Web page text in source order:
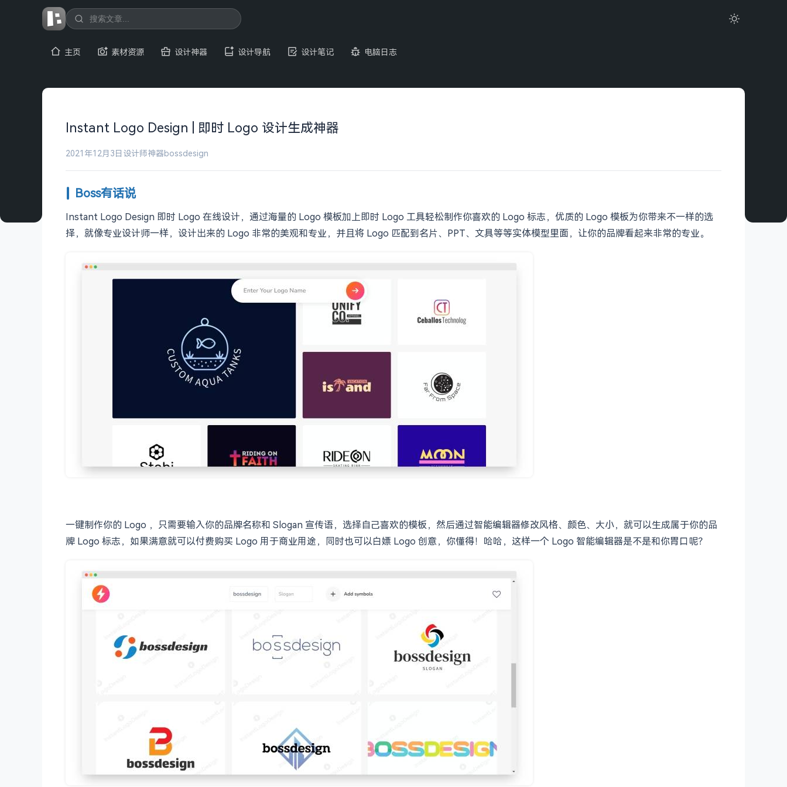
主页 素材资源 设计神器 设计导航 设计笔记 电脑日志
Instant Logo Design | 即时 Logo 设计生成神器
2021年12月3日 设计师神器bossdesign
Boss有话说
Instant Logo Design 即时 Logo 在线设计，通过海量的 Logo 模板加上即时 Logo 工具轻松制作你喜欢的 Logo 标志，优质的 Logo 模板为你带来不一样的选
择，就像专业设计师一样，设计出来的 Logo 非常的美观和专业，并且将 Logo 匹配到名片、PPT、文具等等实体模型里面，让你的品牌看起来非常的专业。
一键制作你的 Logo ，只需要输入你的品牌名称和 Slogan 宣传语，选择自己喜欢的模板，然后通过智能编辑器修改风格、颜色、大小，就可以生成属于你的品
牌 Logo 标志，如果满意就可以付费购买 Logo 用于商业用途，同时也可以白嫖 Logo 创意，你懂得！哈哈，这样一个 Logo 智能编辑器是不是和你胃口呢？